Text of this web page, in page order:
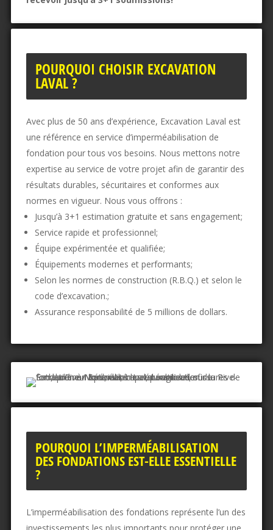
POURQUOI CHOISIR EXCAVATION
LAVAL ?
Avec plus de 50 ans d’expérience, Excavation Laval est
une référence en service d’imperméabilisation de
fondation pour tous vos besoins. Nous mettons notre
expertise au service de votre projet afin de garantir des
résultats durables, sécuritaires et conformes aux
normes en vigueur. Nous vous offrons :
Jusqu’à 3+1 estimation gratuite et sans engagement;
Service rapide et professionnel;
Équipe expérimentée et qualifiée;
Équipements modernes et performants;
Selon les normes de construction (R.B.Q.) et selon le
code d’excavation.;
Assurance responsabilité de 5 millions de dollars.
POURQUOI L’IMPERMÉABILISATION
DES FONDATIONS EST-ELLE ESSENTIELLE
?
L’imperméabilisation des fondations représente l’un des